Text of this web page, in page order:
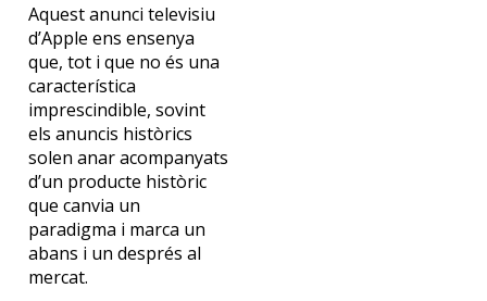
Aquest anunci televisiu
d’Apple ens ensenya
que, tot i que no és una
característica
imprescindible, sovint
els anuncis històrics
solen anar acompanyats
d’un producte històric
que canvia un
paradigma i marca un
abans i un després al
mercat.